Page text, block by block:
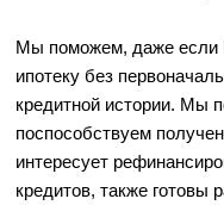
Мы поможем, даже если
ипотеку без
кредитной истории. Мы
поспособствуем
интересует
кредитов, также готовы